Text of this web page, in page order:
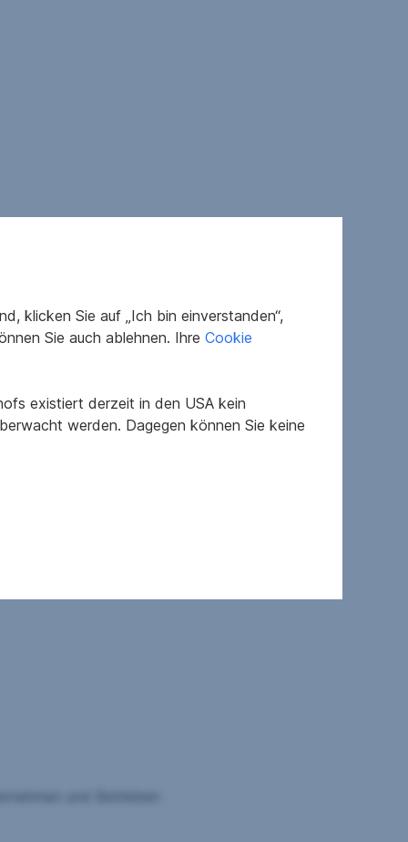
klicken Sie auf „Ich bin einverstanden“,
Sie auch ablehnen. Ihre Cookie
existiert derzeit in den USA kein
werden. Dagegen können Sie keine